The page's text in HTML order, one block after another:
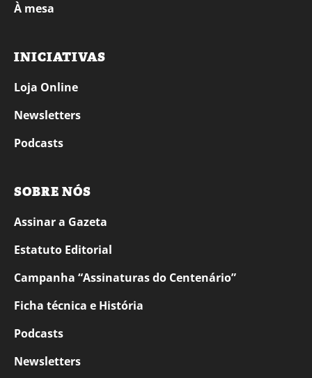
À mesa
INICIATIVAS
Loja Online
Newsletters
Podcasts
SOBRE NÓS
Assinar a Gazeta
Estatuto Editorial
Campanha “Assinaturas do Centenário”
Ficha técnica e História
Podcasts
Newsletters